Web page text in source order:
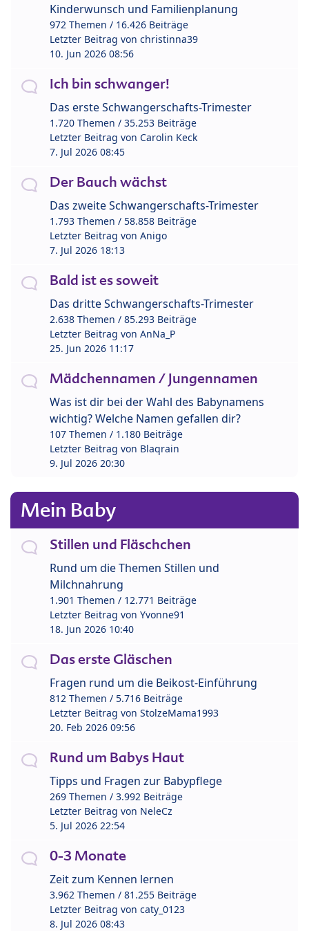
Kinderwunsch und Familienplanung
972 Themen / 16.426 Beiträge
Letzter Beitrag von christinna39
10. Jun 2026 08:56
Ich bin schwanger!
Das erste Schwangerschafts-Trimester
1.720 Themen / 35.253 Beiträge
Letzter Beitrag von Carolin Keck
7. Jul 2026 08:45
Der Bauch wächst
Das zweite Schwangerschafts-Trimester
1.793 Themen / 58.858 Beiträge
Letzter Beitrag von Anigo
7. Jul 2026 18:13
Bald ist es soweit
Das dritte Schwangerschafts-Trimester
2.638 Themen / 85.293 Beiträge
Letzter Beitrag von AnNa_P
25. Jun 2026 11:17
Mädchennamen / Jungennamen
Was ist dir bei der Wahl des Babynamens
wichtig? Welche Namen gefallen dir?
107 Themen / 1.180 Beiträge
Letzter Beitrag von Blaqrain
9. Jul 2026 20:30
Mein Baby
Stillen und Fläschchen
Rund um die Themen Stillen und
Milchnahrung
1.901 Themen / 12.771 Beiträge
Letzter Beitrag von Yvonne91
18. Jun 2026 10:40
Das erste Gläschen
Fragen rund um die Beikost-Einführung
812 Themen / 5.716 Beiträge
Letzter Beitrag von StolzeMama1993
20. Feb 2026 09:56
Rund um Babys Haut
Tipps und Fragen zur Babypflege
269 Themen / 3.992 Beiträge
Letzter Beitrag von NeleCz
5. Jul 2026 22:54
0-3 Monate
Zeit zum Kennen lernen
3.962 Themen / 81.255 Beiträge
Letzter Beitrag von caty_0123
8. Jul 2026 08:43